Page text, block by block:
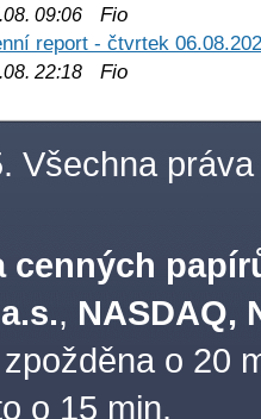
09:06 Fio
report - čtvrtek
22:18 Fio
Všechna práva
cenných
, NASDAQ,
o 20
o 15 min.